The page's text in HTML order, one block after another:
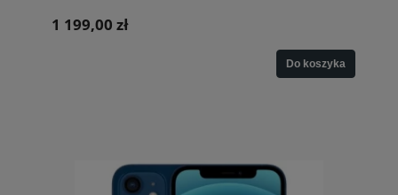
1 199,00 zł
Do koszyka